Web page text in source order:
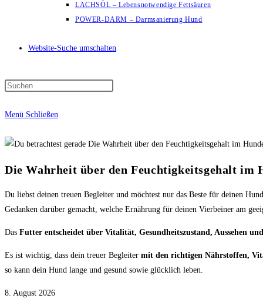
LACHSÖL – Lebensnotwendige Fettsäuren
POWER-DARM – Darmsanierung Hund
Website-Suche umschalten
Menü Schließen
Die Wahrheit über den Feuchtigkeitsgehalt im
Du liebst deinen treuen Begleiter und möchtest nur das Beste für deinen
Gedanken darüber gemacht, welche Ernährung für deinen Vierbeiner am
Das Futter entscheidet über Vitalität, Gesundheitszustand, Aussehen
Es ist wichtig, dass dein treuer Begleiter mit den richtigen Nährstoffen,
so kann dein Hund lange und gesund sowie glücklich leben.
8. August 2026